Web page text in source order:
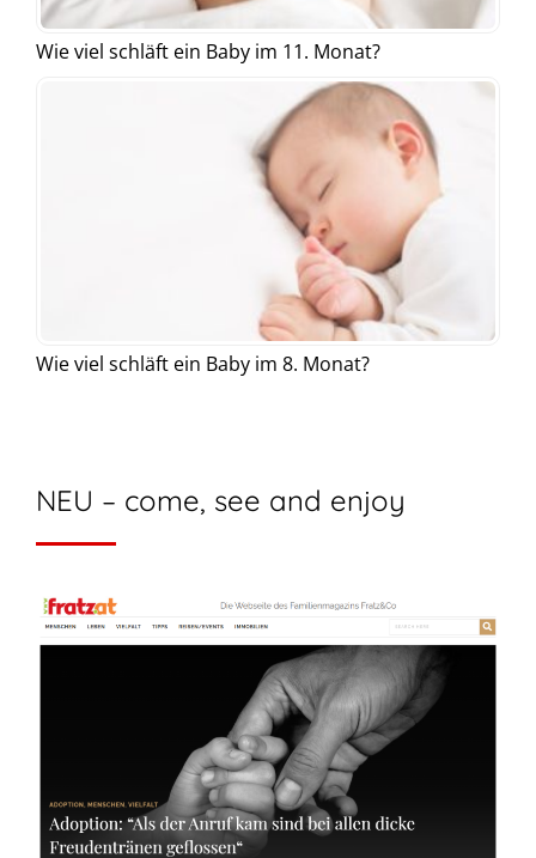
Wie viel schläft ein Baby im 11. Monat?
Wie viel schläft ein Baby im 8. Monat?
NEU – come, see and enjoy